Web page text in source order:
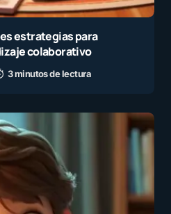
estrategias para
colaborativo
3 minutos de lectura